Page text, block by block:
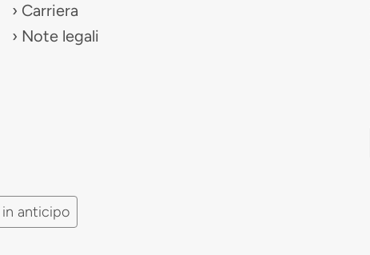
Carriera
Note legali
in anticipo